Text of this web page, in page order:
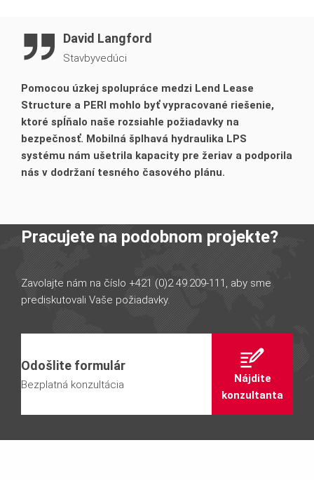
David Langford
Stavbyvedúci
Pomocou úzkej spolupráce medzi Lend Lease
Structure a PERI mohlo byť vypracované riešenie,
ktoré spĺňalo naše rozsiahle požiadavky na
bezpečnosť. Mobilná šplhavá hydraulika LPS
systému nám ušetrila kapacity pre žeriav a podporila
nás v dodržaní tesného časového plánu.
Pracujete na podobnom projekte?
Zavolajte nám na číslo +421 (0)2 49.209-111, aby sme
prediskutovali Vaše požiadavky.
Odošlite formulár
Bezplatná konzultácia
Nájdite
konzultanta